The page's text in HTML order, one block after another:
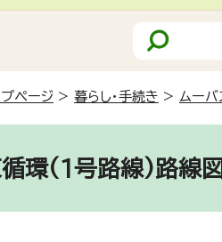
プページ > 暮らし・手続き > ムーバ
環(1号路線)路線図